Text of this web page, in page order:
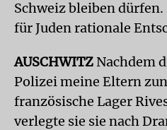
Schweiz bleiben
für Juden rationale
AUSCHWITZ Nachdem
Polizei meine Eltern
französische Lager
verlegte sie sie nach